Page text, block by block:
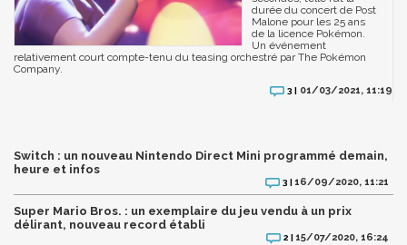
durée du concert de Post
Malone pour les 25 ans
de la licence Pokémon.
Un événement
relativement court compte-tenu du teasing orchestré par The Pokémon
Company.
3 | 01/03/2021, 11:19
Switch : un nouveau Nintendo Direct Mini programmé demain,
heure et infos
3 | 16/09/2020, 11:21
Super Mario Bros. : un exemplaire du jeu vendu à un prix
délirant, nouveau record établi
2 | 15/07/2020, 16:24